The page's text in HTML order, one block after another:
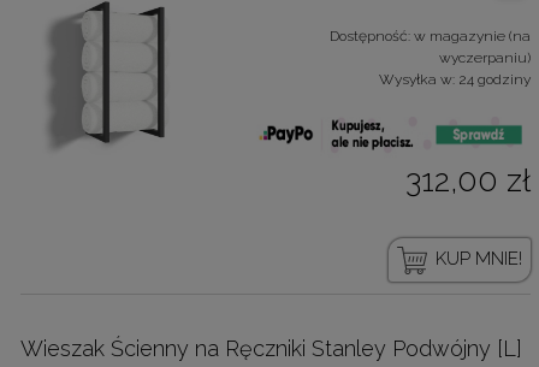
Dostępność: w magazynie (na
wyczerpaniu)
Wysyłka w: 24 godziny
312,00 zł
KUP MNIE!
Wieszak Ścienny na Ręczniki Stanley Podwójny [L]